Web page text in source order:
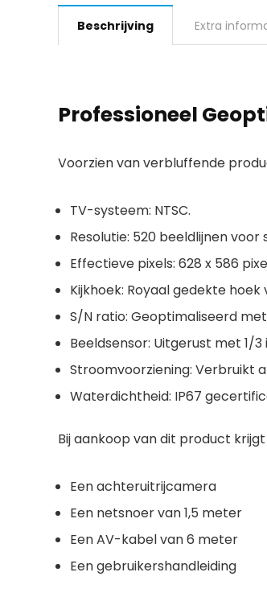
Beschrijving Extra
Professioneel
Voorzien van verbluffende
TV-systeem: NTSC.
Resolutie: 520 beeldlijnen voor
Effectieve pixels: 628 x 586
Kijkhoek: Royaal gedekte hoek
S/N ratio: Geoptimaliseerd
Beeldsensor: Uitgerust met 1/
Stroomvoorziening: Verbruikt
Waterdichtheid: IP67
Bij aankoop van dit product
Een achteruitrijcamera
Een netsnoer van 1,5 meter
Een AV-kabel van 6 meter
Een gebruikershandleiding